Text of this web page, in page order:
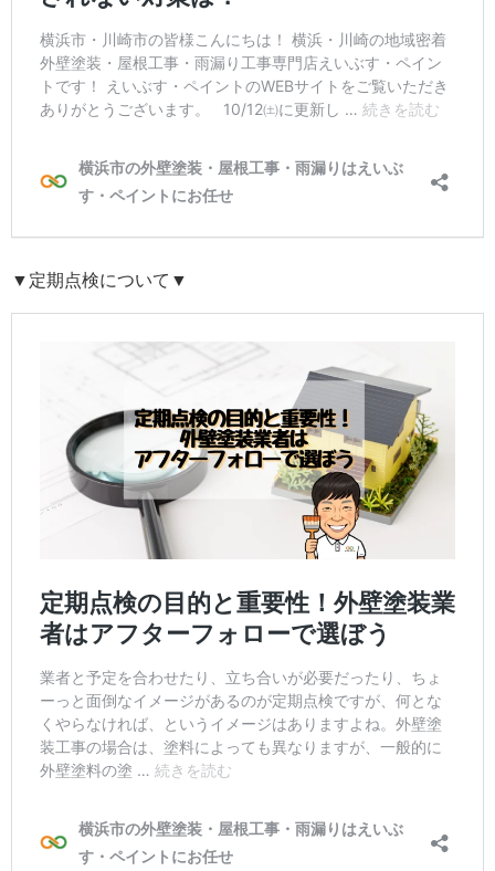
▼定期点検について▼